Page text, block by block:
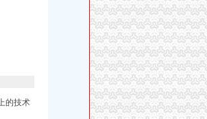
的技术